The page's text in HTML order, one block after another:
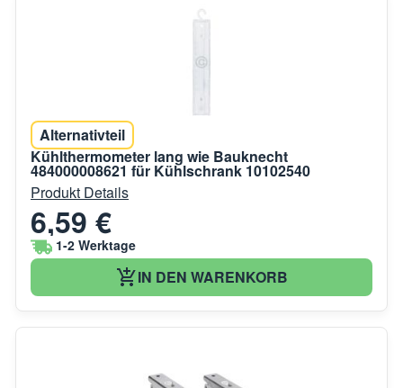
Alternativteil
Kühlthermometer lang wie Bauknecht
484000008621 für Kühlschrank 10102540
Produkt Details
6,59 €
1-2 Werktage
IN DEN WARENKORB